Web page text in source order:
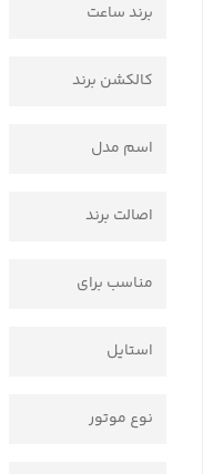
برند ساعت
کالکشن برند
اسم مدل
اصالت برند
مناسب برای
استایل
نوع موتور